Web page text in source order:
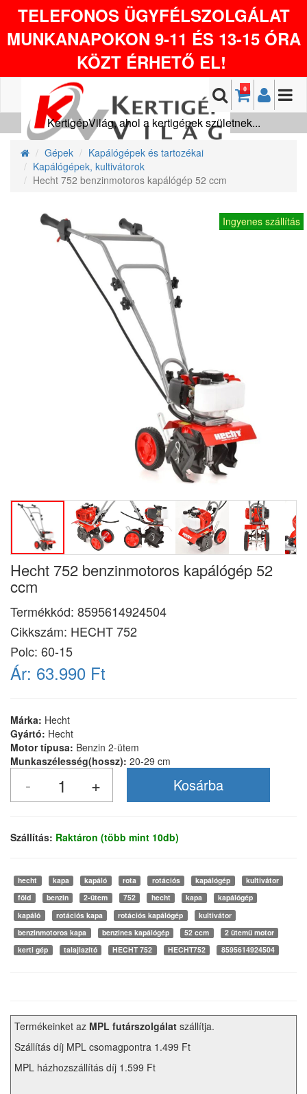
TELEFONOS ÜGYFÉLSZOLGÁLAT
MUNKANAPOKON 9-11 ÉS 13-15 ÓRA
KÖZT ÉRHETŐ EL!
0
KertigépVilág, ahol a kertigépek születnek...
Gépek
Kapálógépek és tartozékai
Kapálógépek, kultivátorok
Hecht 752 benzinmotoros kapálógép 52 ccm
Ingyenes szállítás
Hecht 752 benzinmotoros kapálógép 52
ccm
Termékkód: 8595614924504
Cikkszám: HECHT 752
Polc: 60-15
Ár: 63.990 Ft
Márka: Hecht
Gyártó: Hecht
Motor típusa: Benzin 2-ütem
Munkaszélesség(hossz): 20-29 cm
Szállítás: Raktáron (több mint 10db)
hecht kapa kapáló rota rotációs kapálógép
kultivátor
föld
benzin 2-ütem 752 hecht kapa
kapálógép
kapáló
rotációs kapa rotációs kapálógép
kultivátor
benzinmotoros kapa
benzines kapálógép 52 ccm
2 ütemű motor
kerti gép
talajlazító HECHT 752 HECHT752 8595614924504
Termékeinket az MPL futárszolgálat szállítja.
Szállítás díj MPL csomagpontra 1.499 Ft
MPL házhozszállítás díj 1.599 Ft